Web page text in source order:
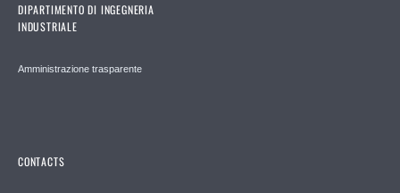
DIPARTIMENTO DI INGEGNERIA
INDUSTRIALE
Amministrazione trasparente
CONTACTS